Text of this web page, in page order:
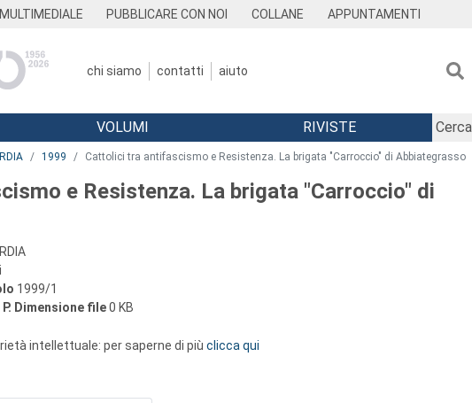
PUBBLICARE CON NOI COLLANE APPUNTAMENTI
chi siamo contatti aiuto
VOLUMI RIVISTE
1999 Cattolici tra antifascismo e Resistenza. La brigata "Carroccio" di Abbiategrasso
e Resistenza. La brigata "Carroccio" di
1999/1
P. Dimensione file0 KB
intellettuale: per saperne di più clicca qui